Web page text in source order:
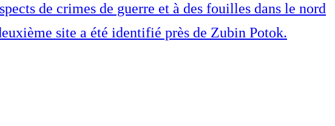
de crimes de guerre et à des fouilles dans le nord
site a été identifié près de Zubin Potok.